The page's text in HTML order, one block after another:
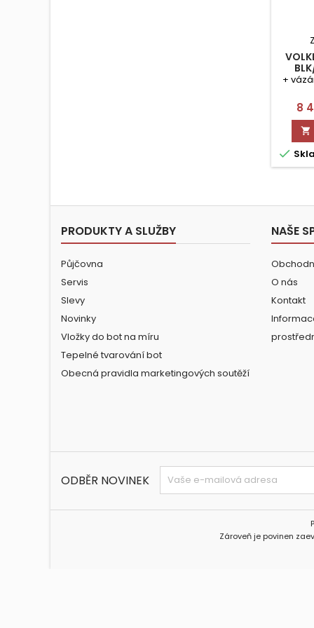
+
8


PRODUKTY A SLUŽBY
Půjčovna
Servis
Slevy
Novinky
Vložky do bot na míru
Tepelné tvarování bot
Obecná pravidla marketingových soutěží
NAŠE
O nás
Kontakt
ODBĚR NOVINEK
Zároveň je povinen